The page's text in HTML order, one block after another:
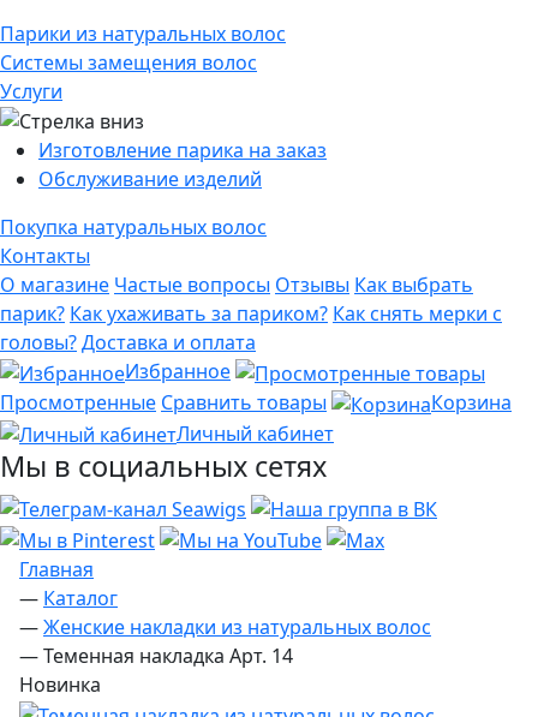
Парики из натуральных волос
Системы замещения волос
Услуги
Изготовление парика на заказ
Обслуживание изделий
Покупка натуральных волос
Контакты
О магазине Частые вопросы Отзывы Как выбрать
парик? Как ухаживать за париком? Как снять мерки с
головы?Доставка и оплата
Избранное
Просмотренные Сравнить товары
Корзина
Личный кабинет
Мы в социальных сетях
Главная
— Каталог
—Женские накладки из натуральных волос
—Теменная накладка Арт. 14
Новинка